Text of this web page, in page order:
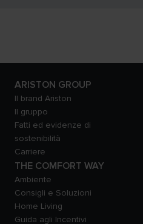
ARISTON GROUP
Il brand Ariston
Il gruppo
Fatti ed evidenze di
sostenibilità
Carriere
THE COMFORT WAY
Ambiente
Consigli e Soluzioni
Home Living
Guida agli Incentivi